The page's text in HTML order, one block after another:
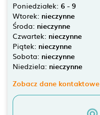
Poniedziałek: 6 - 9
Wtorek: nieczynne
Środa: nieczynne
Czwartek: nieczynne
Piątek: nieczynne
Sobota: nieczynne
Niedziela: nieczynne
Zobacz dane kontaktowe